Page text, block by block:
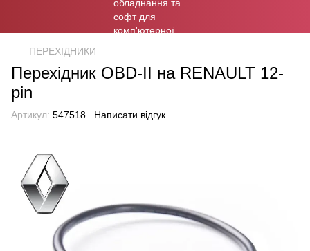
ПЕРЕХІДНИКИ
Перехідник OBD-II на RENAULT 12-
pin
Артикул: 547518 Написати відгук